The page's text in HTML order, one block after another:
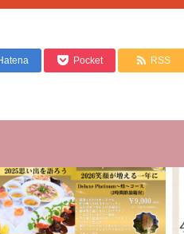
Pocket RSS